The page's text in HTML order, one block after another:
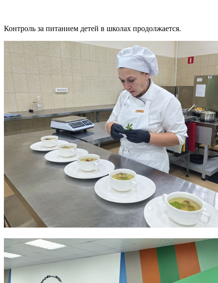
Контроль за питанием детей в школах продолжается.